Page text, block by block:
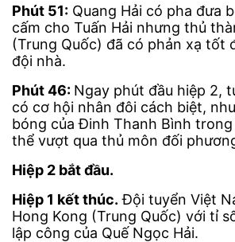
Phút 51: Quang Hải có pha đưa
cấm cho Tuấn Hải nhưng thủ
(Trung Quốc) đã có phản xạ tốt
đội nhà.
Phút 46: Ngay phút đầu hiệp 2,
có cơ hội nhân đôi cách biệt,
bóng của Đinh Thanh Bình
thể vượt qua thủ môn đối
Hiệp 2 bắt đầu.
Hiệp 1 kết thúc. Đội tuyển Việt
Hong Kong (Trung Quốc) với tỉ
lập công của Quế Ngọc Hải.